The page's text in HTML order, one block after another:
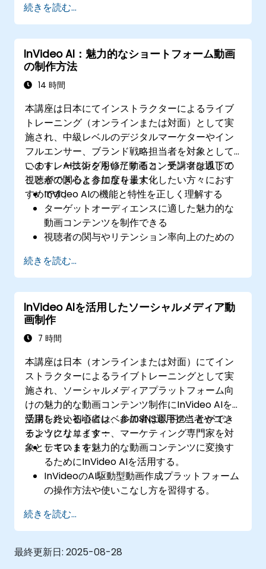
動画が作成可能になる
人工知能で強化されたワークフローを利用し
て、動画制作における生産性向上が実現でき
るようになる
続きを読む...
InVideo AI：魅力的なショートフォーム動画
の制作方法
14 時間
本講座は日本にてインストラクターによるライブ
トレーニング（オンラインまたは対面）として実
施され、中級レベルのデジタルマーケターやイン
フルエンサー、ブランド戦略担当者を対象として
います。AI技術を用いた動画コンテンツを通じて
視聴者の関心と参加度を最大化したい方々におす
すめです。
このトレーニングを修了すると、受講者は以下の
ことができるようになります：
InVideo AIの機能と特性を正しく理解する
ターゲットオーディエンスに適した魅力的な
動画コンテンツを制作できる
視聴者の関与やリテンション率向上のための
パフォーマンス指標を分析し、動画マーケテ
ィング戦略を改善できる
続きを読む...
InVideo AIを活用したソーシャルメディア動
画制作
7 時間
本講座は日本（オンラインまたは対面）にてイン
ストラクターによるライブトレーニングとして実
施され、ソーシャルメディアプラットフォーム向
けの魅力的な動画コンテンツ制作にInVideo AIを
活用したい初心者レベルのSNS運用担当者やコン
テンツクリエイター、マーケティング専門家を対
象としています。
受講を終える頃には、参加者は以下のことができ
るようになります：
テキストを魅力的な動画コンテンツに変換す
るためにInVideo AIを活用する。
InVideoのAI駆動型動画作成プラットフォーム
の操作方法や使いこなし方を習得する。
シャルメディア戦略を強化する。
AIが提供する分析情報に基づき、動画のエン
ゲージメント状況を分析・最適化する。
続きを読む...
最終更新日: 2025-08-28